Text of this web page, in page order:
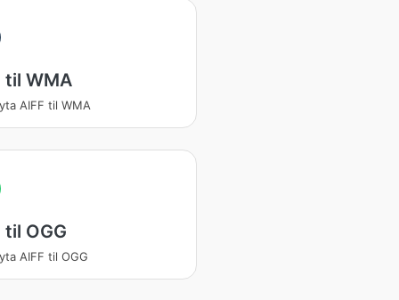
til WMA
AIFF til WMA
til OGG
AIFF til OGG